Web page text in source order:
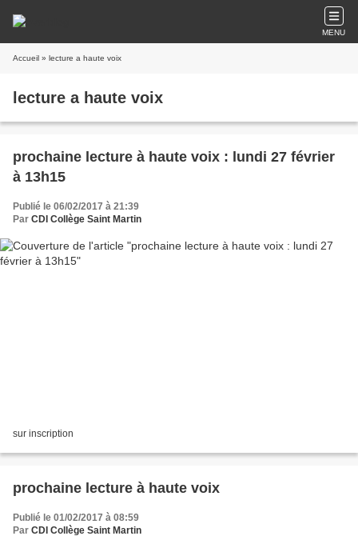
MENU
Accueil » lecture a haute voix
lecture a haute voix
prochaine lecture à haute voix : lundi 27 février
à 13h15
Publié le 06/02/2017 à 21:39
Par CDI Collège Saint Martin
sur inscription
prochaine lecture à haute voix
Publié le 01/02/2017 à 08:59
Par CDI Collège Saint Martin